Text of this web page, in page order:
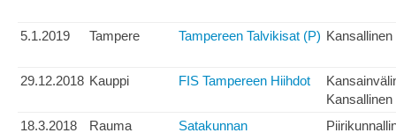
5.1.2019 Tampere Tampereen Talvikisat (P) Kansallinen
29.12.2018 Kauppi FIS Tampereen Hiihdot
Kansallinen
18.3.2018
Rauma
Satakunnan